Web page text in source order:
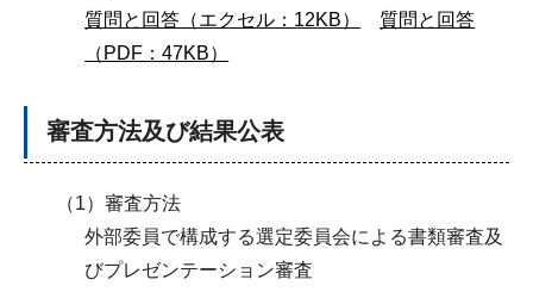
質問と回答（エクセル：12KB）
質問と回答
（PDF：47KB）
審査方法及び結果公表
（1）審査方法
外部委員で構成する選定委員会による書類審査及
びプレゼンテーション審査